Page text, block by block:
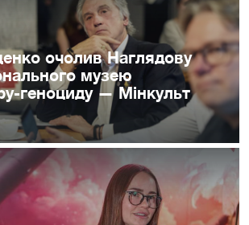
очолив Наглядову
музею
геноциду — Мінкульт